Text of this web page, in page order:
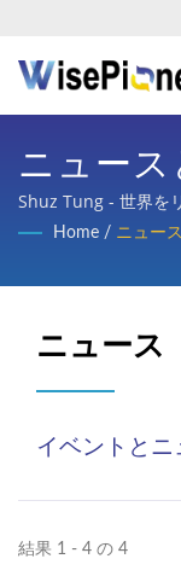
ニュース
Shuz Tung - 世界を
ー！
Home / ニュース
ニュース
イベントとニ
結果 1 - 4 の 4